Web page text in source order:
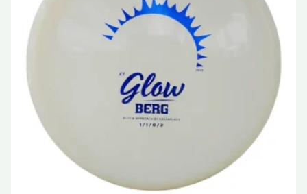
meerdere
variaties.
Deze
kan
gekozen
worden